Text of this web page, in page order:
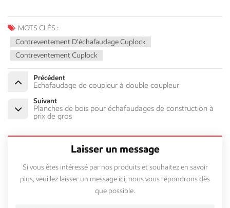
MOTS CLÉS :
Contreventement D'échafaudage Cuplock
Contreventement Cuplock
Précédent
Échafaudage de coupleur à double coupleur
Suivant
Planches de bois pour échafaudages de construction à
prix de gros
Laisser un message
Si vous êtes intéressé par nos produits et souhaitez en savoir
plus, veuillez laisser un message ici, nous vous répondrons dès
que possible.